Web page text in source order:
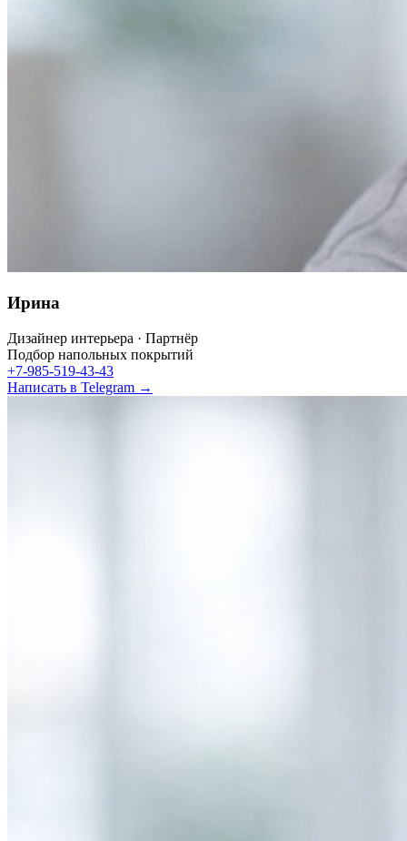
Ирина
Дизайнер интерьера · Партнёр
Подбор напольных покрытий
+7-985-519-43-43
Написать в Telegram →